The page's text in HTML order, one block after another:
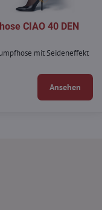
CIAO 40 DEN
mit Seideneffekt
Ansehen